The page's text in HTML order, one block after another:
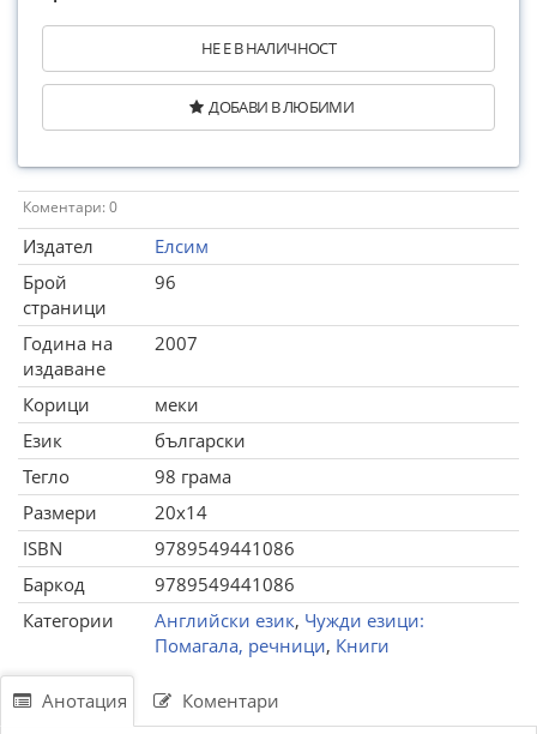
НЕ Е В НАЛИЧНОСТ
ДОБАВИ В ЛЮБИМИ
Коментари: 0
Издател
Елсим
Брой
страници
96
Година на
издаване
2007
Корици
меки
Език
български
Тегло
98 грама
Размери
20x14
ISBN
9789549441086
Баркод
9789549441086
Категории
Английски език, Чужди езици:
Помагала, речници, Книги
Анотация Коментари